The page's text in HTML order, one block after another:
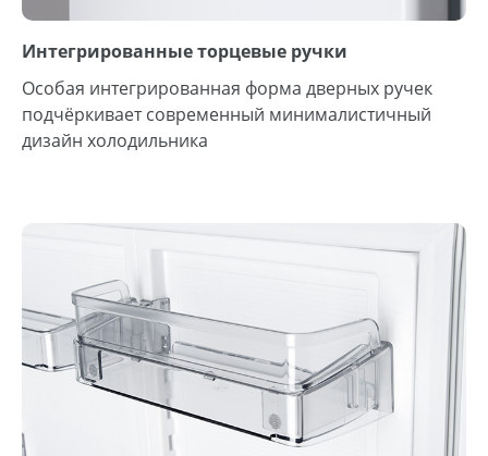
Интегрированные торцевые ручки
Особая интегрированная форма дверных ручек
подчёркивает современный минималистичный
дизайн холодильника